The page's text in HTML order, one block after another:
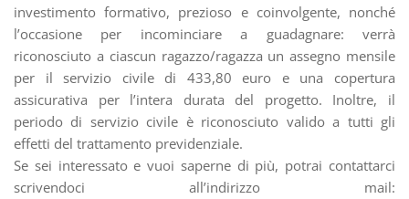
investimento formativo, prezioso e coinvolgente, nonché
l’occasione per incominciare a guadagnare: verrà
riconosciuto a ciascun ragazzo/ragazza un assegno mensile
per il servizio civile di 433,80 euro e una copertura
assicurativa per l’intera durata del progetto. Inoltre, il
periodo di servizio civile è riconosciuto valido a tutti gli
effetti del trattamento previdenziale.
Se sei interessato e vuoi saperne di più, potrai contattarci
scrivendoci all’indirizzo mail: